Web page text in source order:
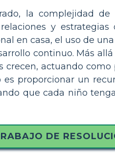
la complejidad
y
en casa, el uso de
continuo. Más
actuando
proporcionar un
que cada niño
DE